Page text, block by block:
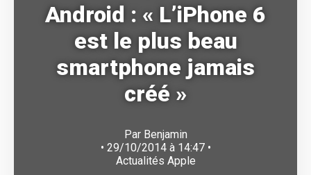
Android : « L’iPhone 6
est le plus beau
smartphone jamais
créé »
Par Benjamin
• 29/10/2014 à 14:47 •
Actualités Apple